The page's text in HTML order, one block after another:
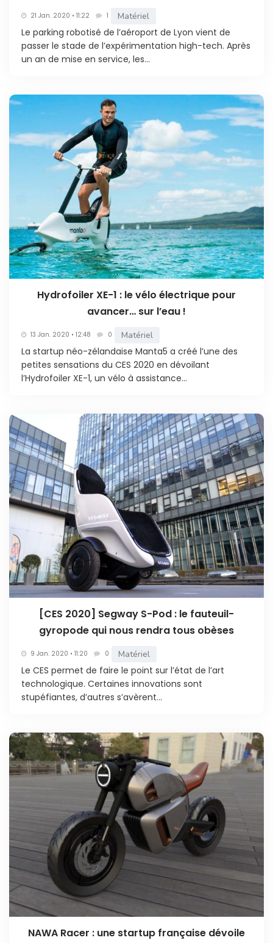
21 Jan. 2020 • 11:22 1 Matériel
Le parking robotisé de l’aéroport de Lyon vient de
passer le stade de l’expérimentation high-tech. Après
un an de mise en service, les...
Hydrofoiler XE-1 : le vélo électrique pour
avancer… sur l’eau !
13 Jan. 2020 • 12:48 0 Matériel
La startup néo-zélandaise Manta5 a créé l’une des
petites sensations du CES 2020 en dévoilant
l’Hydrofoiler XE-1, un vélo à assistance...
[CES 2020] Segway S-Pod : le fauteuil-
gyropode qui nous rendra tous obèses
9 Jan. 2020 • 11:20 0 Matériel
Le CES permet de faire le point sur l’état de l’art
technologique. Certaines innovations sont
stupéfiantes, d’autres s’avèrent...
NAWA Racer : une startup française dévoile